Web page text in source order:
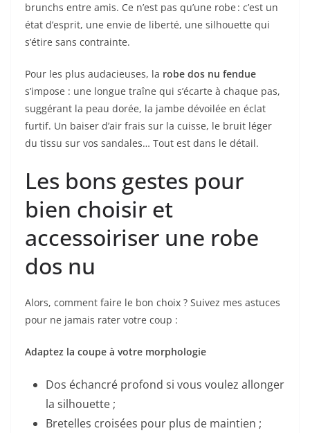
brunchs entre amis. Ce n’est pas qu’une robe : c’est un
état d’esprit, une envie de liberté, une silhouette qui
s’étire sans contrainte.
Pour les plus audacieuses, la robe dos nu fendue
s’impose : une longue traîne qui s’écarte à chaque pas,
suggérant la peau dorée, la jambe dévoilée en éclat
furtif. Un baiser d’air frais sur la cuisse, le bruit léger
du tissu sur vos sandales… Tout est dans le détail.
Les bons gestes pour
bien choisir et
accessoiriser une robe
dos nu
Alors, comment faire le bon choix ? Suivez mes astuces
pour ne jamais rater votre coup :
Adaptez la coupe à votre morphologie
Dos échancré profond si vous voulez allonger
la silhouette ;
Bretelles croisées pour plus de maintien ;